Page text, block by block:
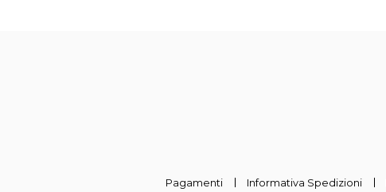
Pagamenti Informativa Spedizioni